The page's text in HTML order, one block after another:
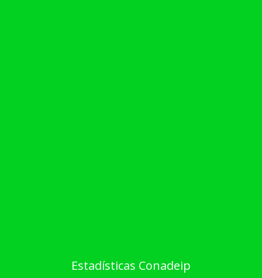
Estadísticas Conadeip